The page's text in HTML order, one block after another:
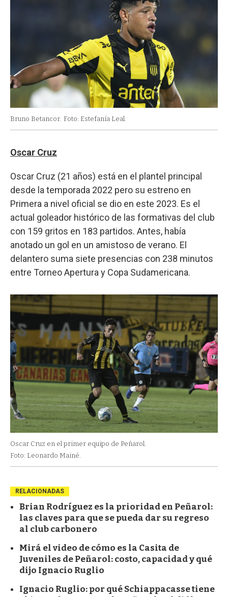
Bruno Betancor. Foto: Estefanía Leal.
Oscar Cruz
Oscar Cruz (21 años) está en el plantel principal
desde la temporada 2022 pero su estreno en
Primera a nivel oficial se dio en este 2023. Es el
actual goleador histórico de las formativas del club
con 159 gritos en 183 partidos. Antes, había
anotado un gol en un amistoso de verano. El
delantero suma siete presencias con 238 minutos
entre Torneo Apertura y Copa Sudamericana.
Oscar Cruz en el primer equipo de Peñarol.
Foto: Leonardo Mainé.
RELACIONADAS
Brian Rodríguez es la prioridad en Peñarol:
las claves para que se pueda dar su regreso
al club carbonero
Mirá el video de cómo es la Casita de
Juveniles de Peñarol: costo, capacidad y qué
dijo Ignacio Ruglio
Ignacio Ruglio: por qué Schiappacasse tiene